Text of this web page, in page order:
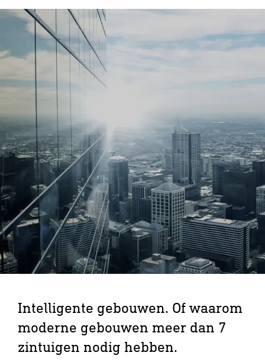
Intelligente gebouwen. Of waarom
moderne gebouwen meer dan 7
zintuigen nodig hebben.